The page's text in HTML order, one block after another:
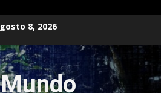
8, 2026